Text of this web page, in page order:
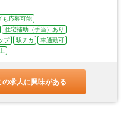
も応募可能
住宅補助（手当）あり
プ 駅チカ
車通勤可
の求人に興味がある